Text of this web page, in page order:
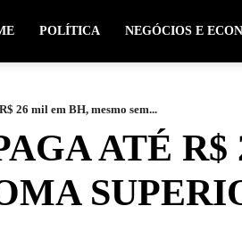
POLÍTICA NEGÓCIOS E
26 mil em BH, mesmo sem...
ATÉ